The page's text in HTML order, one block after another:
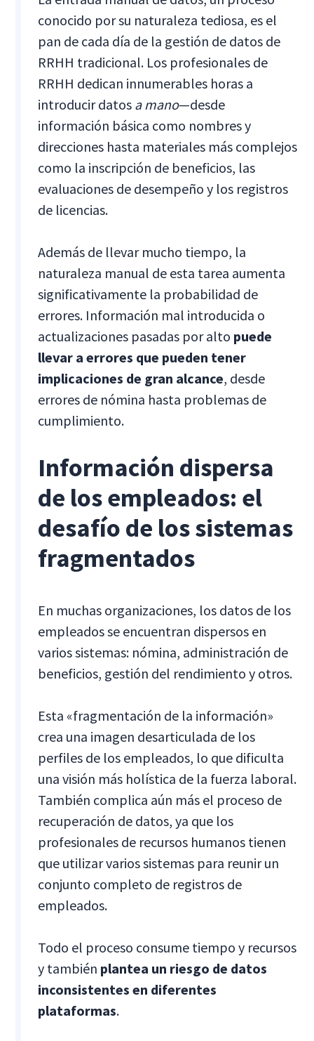
conocido por su naturaleza tediosa, es el
pan de cada día de la gestión de datos de
RRHH tradicional. Los profesionales de
RRHH dedican innumerables horas a
introducir datos a mano—desde
información básica como nombres y
direcciones hasta materiales más complejos
como la inscripción de beneficios, las
evaluaciones de desempeño y los registros
de licencias.
Además de llevar mucho tiempo, la
naturaleza manual de esta tarea aumenta
significativamente la probabilidad de
errores. Información mal introducida o
actualizaciones pasadas por alto puede
llevar a errores que pueden tener
implicaciones de gran alcance, desde
errores de nómina hasta problemas de
cumplimiento.
Información dispersa
de los empleados: el
desafío de los sistemas
fragmentados
En muchas organizaciones, los datos de los
empleados se encuentran dispersos en
varios sistemas: nómina, administración de
beneficios, gestión del rendimiento y otros.
Esta «fragmentación de la información»
crea una imagen desarticulada de los
perfiles de los empleados, lo que dificulta
una visión más holística de la fuerza laboral.
También complica aún más el proceso de
recuperación de datos, ya que los
profesionales de recursos humanos tienen
que utilizar varios sistemas para reunir un
conjunto completo de registros de
empleados.
Todo el proceso consume tiempo y recursos
y también plantea un riesgo de datos
inconsistentes en diferentes
plataformas.